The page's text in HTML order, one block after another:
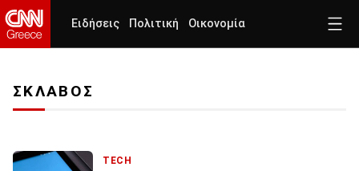
Ειδήσεις Πολιτική Οικονομία
ΣΚΛΑΒΟΣ
TECH